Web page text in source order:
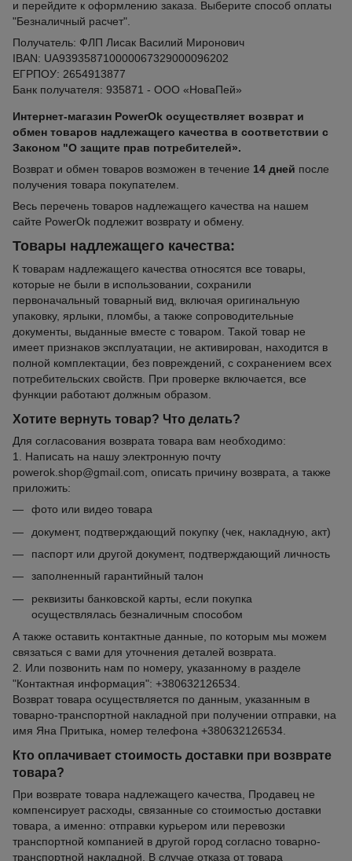
и перейдите к оформлению заказа. Выберите способ оплаты
"Безналичный расчет".
Получатель: ФЛП Лисак Василий Миронович
IBAN: UA939358710000067329000096202
ЕГРПОУ: 2654913877
Банк получателя: 935871 - ООО «НоваПей»
Интернет-магазин PowerOk осуществляет возврат и
обмен товаров надлежащего качества в соответствии с
Законом "О защите прав потребителей».
Возврат и обмен товаров возможен в течение 14 дней после
получения товара покупателем.
Весь перечень товаров надлежащего качества на нашем
сайте PowerOk подлежит возврату и обмену.
Товары надлежащего качества:
К товарам надлежащего качества относятся все товары,
которые не были в использовании, сохранили
первоначальный товарный вид, включая оригинальную
упаковку, ярлыки, пломбы, а также сопроводительные
документы, выданные вместе с товаром. Такой товар не
имеет признаков эксплуатации, не активирован, находится в
полной комплектации, без повреждений, с сохранением всех
потребительских свойств. При проверке включается, все
функции работают должным образом.
Хотите вернуть товар? Что делать?
Для согласования возврата товара вам необходимо:
1. Написать на нашу электронную почту
powerok.shop@gmail.com, описать причину возврата, а также
приложить:
фото или видео товара
документ, подтверждающий покупку (чек, накладную, акт)
паспорт или другой документ, подтверждающий личность
заполненный гарантийный талон
реквизиты банковской карты, если покупка
осуществлялась безналичным способом
А также оставить контактные данные, по которым мы можем
связаться с вами для уточнения деталей возврата.
2. Или позвонить нам по номеру, указанному в разделе
"Контактная информация": +380632126534.
Возврат товара осуществляется по данным, указанным в
товарно-транспортной накладной при получении отправки, на
имя Яна Притыка, номер телефона +380632126534.
Кто оплачивает стоимость доставки при возврате
товара?
При возврате товара надлежащего качества, Продавец не
компенсирует расходы, связанные со стоимостью доставки
товара, а именно: отправки курьером или перевозки
транспортной компанией в другой город согласно товарно-
транспортной накладной. В случае отказа от товара